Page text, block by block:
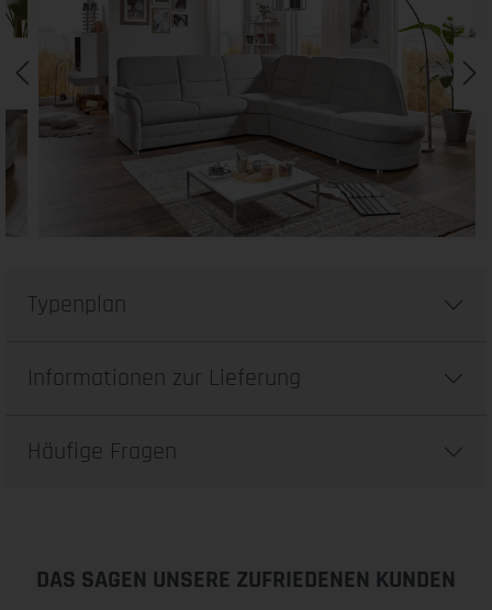
Typenplan
Informationen zur Lieferung
Häufige Fragen
DAS SAGEN UNSERE ZUFRIEDENEN KUNDEN